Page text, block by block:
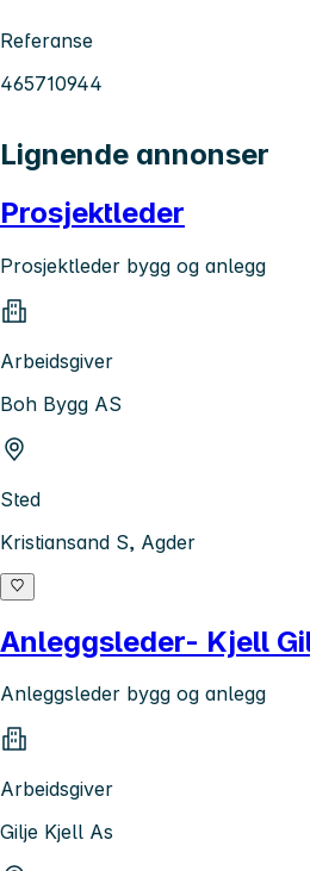
Referanse
465710944
Lignende annonser
Prosjektleder
Prosjektleder bygg og anlegg
Arbeidsgiver
Boh Bygg AS
Sted
Kristiansand S, Agder
Anleggsleder- Kjell
Anleggsleder bygg og anlegg
Arbeidsgiver
Gilje Kjell As